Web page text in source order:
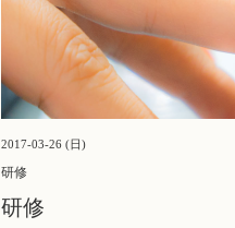
2017-03-26 (日)
研修
研修